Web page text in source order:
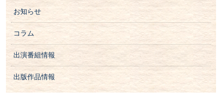
お知らせ
コラム
出演番組情報
出版作品情報